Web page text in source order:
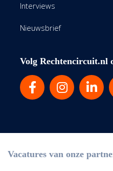
Interviews
Nieuwsbrief
Volg Rechtencircuit.nl
Vacatures van onze